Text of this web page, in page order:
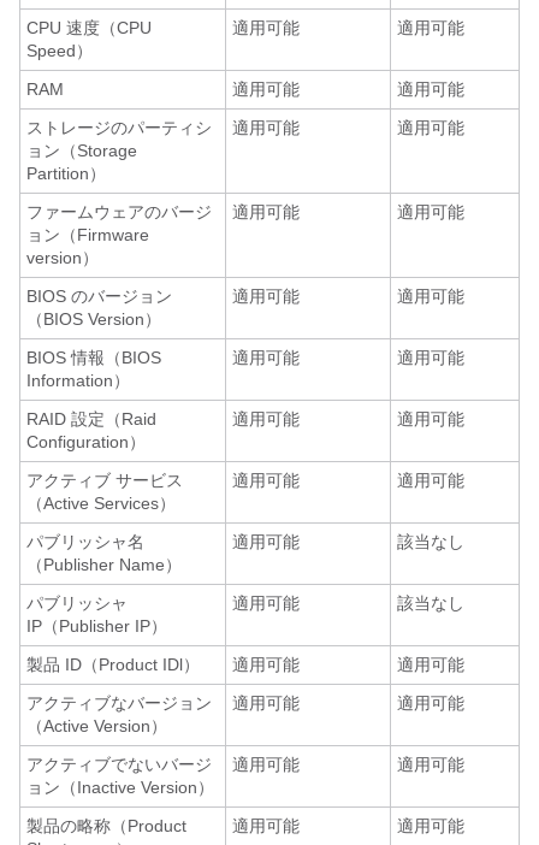
CPU 速度（CPU
Speed）
適用可能 適用可能
RAM 適用可能
適用可能
ストレージのパーティシ
ョン（Storage
Partition）
適用可能 適用可能
ファームウェアのバージ
ョン（Firmware
version）
適用可能 適用可能
BIOS のバージョン
（BIOS Version）
適用可能 適用可能
BIOS 情報（BIOS
Information）
適用可能 適用可能
RAID 設定（Raid
Configuration）
適用可能 適用可能
アクティブ サービス
（Active Services）
適用可能 適用可能
パブリッシャ名
（Publisher Name）
適用可能 該当なし
パブリッシャ
IP（Publisher IP）
適用可能 該当なし
製品 ID（Product IDl） 適用可能
適用可能
アクティブなバージョン
（Active Version）
適用可能 適用可能
アクティブでないバージ
ョン（Inactive Version）
適用可能 適用可能
製品の略称（Product
適用可能 適用可能